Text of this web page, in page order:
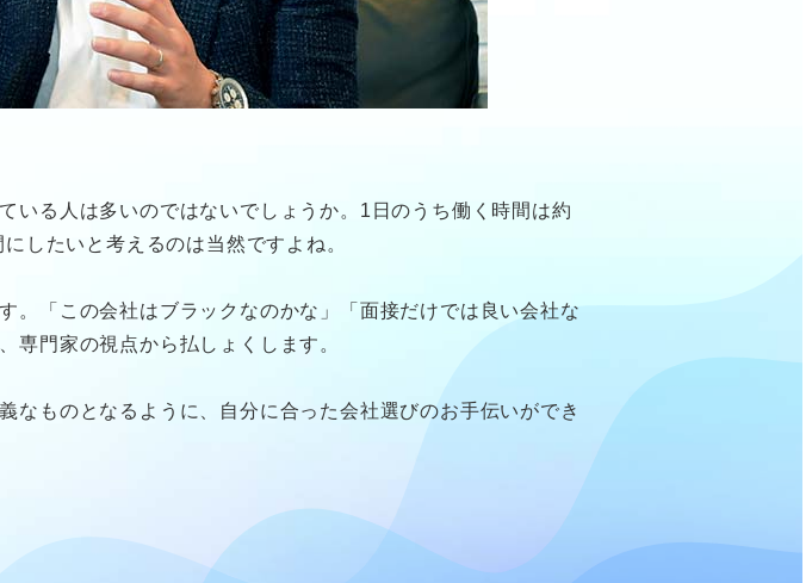
いる人は多いのではないでしょうか。1日のうち働く時間は約
したいと考えるのは当然ですよね。
。「この会社はブラックなのかな」「面接だけでは良い会社な
専門家の視点から払しょくします。
なものとなるように、自分に合った会社選びのお手伝いができ